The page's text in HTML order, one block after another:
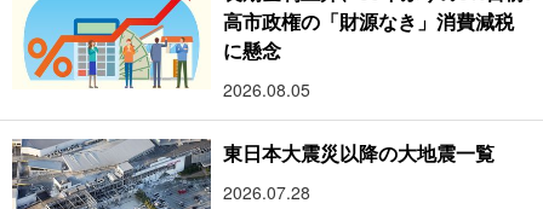
高市政権の「財源なき」消費減税
に懸念
2026.08.05
東日本大震災以降の大地震一覧
2026.07.28